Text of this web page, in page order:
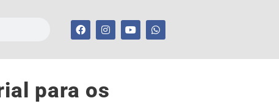
para os